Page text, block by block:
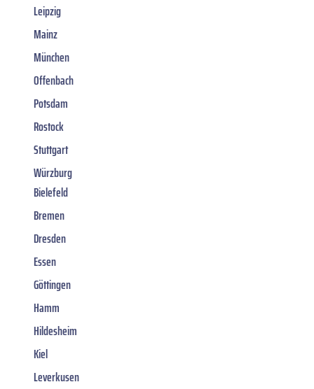
Leipzig
Mainz
München
Offenbach
Potsdam
Rostock
Stuttgart
Würzburg
Bielefeld
Bremen
Dresden
Essen
Göttingen
Hamm
Hildesheim
Kiel
Leverkusen